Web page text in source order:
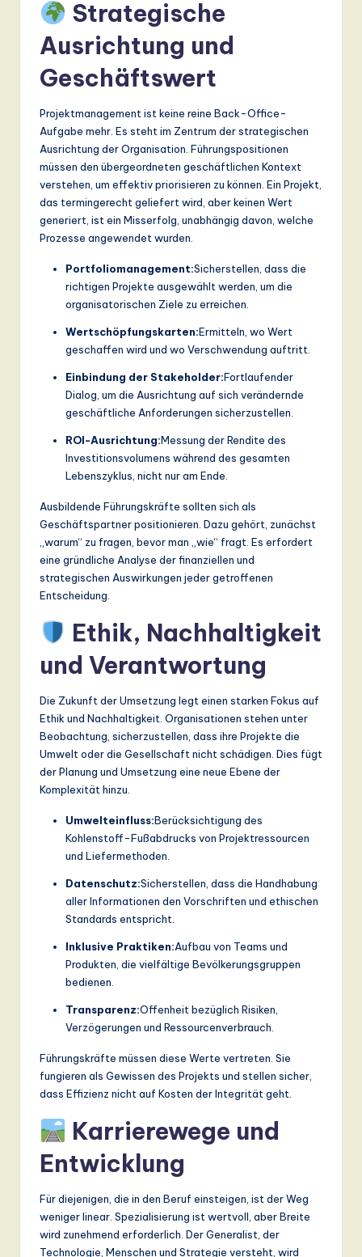
Strategische
Ausrichtung und
Geschäftswert
Projektmanagement ist keine reine Back-Office-
Aufgabe mehr. Es steht im Zentrum der strategischen
Ausrichtung der Organisation. Führungspositionen
müssen den übergeordneten geschäftlichen Kontext
verstehen, um effektiv priorisieren zu können. Ein Projekt,
das termingerecht geliefert wird, aber keinen Wert
generiert, ist ein Misserfolg, unabhängig davon, welche
Prozesse angewendet wurden.
Portfoliomanagement:Sicherstellen, dass die
richtigen Projekte ausgewählt werden, um die
organisatorischen Ziele zu erreichen.
Wertschöpfungskarten:Ermitteln, wo Wert
geschaffen wird und wo Verschwendung auftritt.
Einbindung der Stakeholder:Fortlaufender
Dialog, um die Ausrichtung auf sich verändernde
geschäftliche Anforderungen sicherzustellen.
ROI-Ausrichtung:Messung der Rendite des
Investitionsvolumens während des gesamten
Lebenszyklus, nicht nur am Ende.
Ausbildende Führungskräfte sollten sich als
Geschäftspartner positionieren. Dazu gehört, zunächst
„warum“ zu fragen, bevor man „wie“ fragt. Es erfordert
eine gründliche Analyse der finanziellen und
strategischen Auswirkungen jeder getroffenen
Entscheidung.
Ethik, Nachhaltigkeit
und Verantwortung
Die Zukunft der Umsetzung legt einen starken Fokus auf
Ethik und Nachhaltigkeit. Organisationen stehen unter
Beobachtung, sicherzustellen, dass ihre Projekte die
Umwelt oder die Gesellschaft nicht schädigen. Dies fügt
der Planung und Umsetzung eine neue Ebene der
Komplexität hinzu.
Umwelteinfluss:Berücksichtigung des
Kohlenstoff-Fußabdrucks von Projektressourcen
und Liefermethoden.
Datenschutz:Sicherstellen, dass die Handhabung
aller Informationen den Vorschriften und ethischen
Standards entspricht.
Inklusive Praktiken:Aufbau von Teams und
Produkten, die vielfältige Bevölkerungsgruppen
bedienen.
Transparenz:Offenheit bezüglich Risiken,
Verzögerungen und Ressourcenverbrauch.
Führungskräfte müssen diese Werte vertreten. Sie
fungieren als Gewissen des Projekts und stellen sicher,
dass Effizienz nicht auf Kosten der Integrität geht.
Karrierewege und
Entwicklung
Für diejenigen, die in den Beruf einsteigen, ist der Weg
weniger linear. Spezialisierung ist wertvoll, aber Breite
wird zunehmend erforderlich. Der Generalist, der
Technologie, Menschen und Strategie versteht, wird